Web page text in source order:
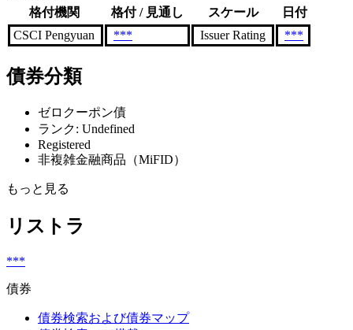
格付機関
格付 / 見通し スケール
日付
CSCI Pengyuan
*** Issuer Rating ***
債券分類
ゼロクーポン債
ランク: Undefined
Registered
非複雑金融商品（MiFID）
もっと見る
リストラ
***
債券
債券検索および債券マップ